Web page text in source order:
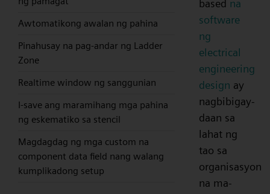
Awtomatikong awalan ng pahina
Pinahusay na pag-andar ng Ladder
Zone
Realtime window ng sanggunian
I-save ang maramihang mga pahina
ng eskematiko sa stencil
Magdagdag ng mga custom na
component data field nang walang
kumplikadong setup
based na
software
ng
electrical
engineering
design ay
nagbibigay-
daan sa
lahat ng
tao sa
organisasyon
na ma-